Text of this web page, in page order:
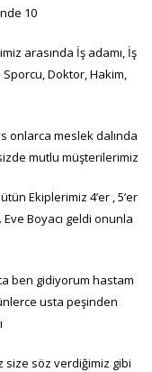
10
arasında İş adamı, İş
Sporcu, Doktor, Hakim,
onlarca meslek dalında
mutlu müşterilerimiz
Ekiplerimiz 4’er , 5’er
Boyacı geldi onunla
ben gidiyorum hastam
usta peşinden
size söz verdiğimiz gibi